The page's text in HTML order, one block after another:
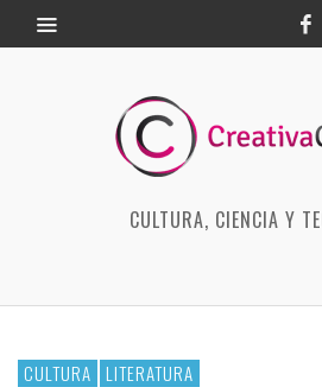
CULTURA, CIENCIA Y
CULTURA LITERATURA